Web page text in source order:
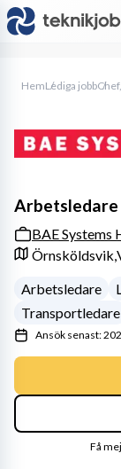
HemLediga jobb
BAE Systems
Örnsköldsvik,
Arbetsledare
Transportledare
Ansök senast:
Få